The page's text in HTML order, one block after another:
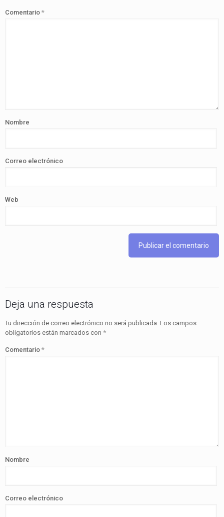
Comentario *
Nombre
Correo electrónico
Web
Deja una respuesta
Tu dirección de correo electrónico no será publicada. Los campos
obligatorios están marcados con *
Comentario *
Nombre
Correo electrónico